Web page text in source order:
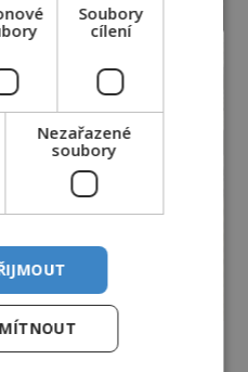
Soubory
cílení
Nezařazené
soubory